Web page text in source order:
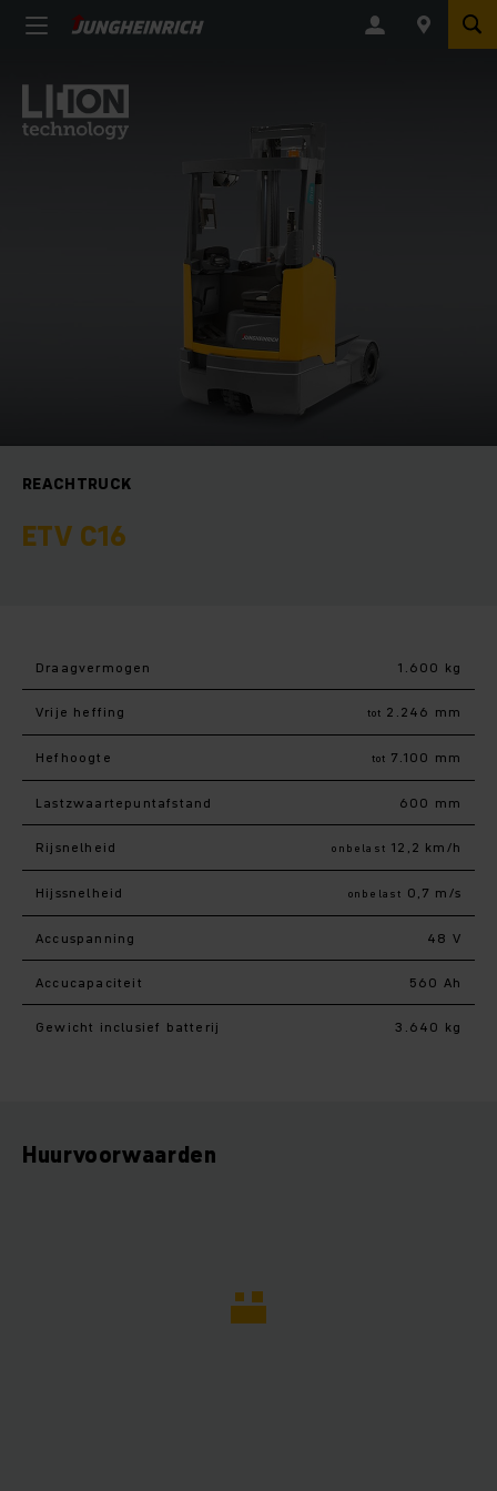
REACHTRUCK
ETV C16
Draagvermogen 1.600 kg
Vrije heffing tot 2.246 mm
Hefhoogte tot 7.100 mm
Lastzwaartepuntafstand 600 mm
Rijsnelheid onbelast 12,2 km/h
Hijssnelheid onbelast 0,7 m/s
Accuspanning 48 V
Accucapaciteit 560 Ah
Gewicht inclusief batterij 3.640 kg
Huurvoorwaarden